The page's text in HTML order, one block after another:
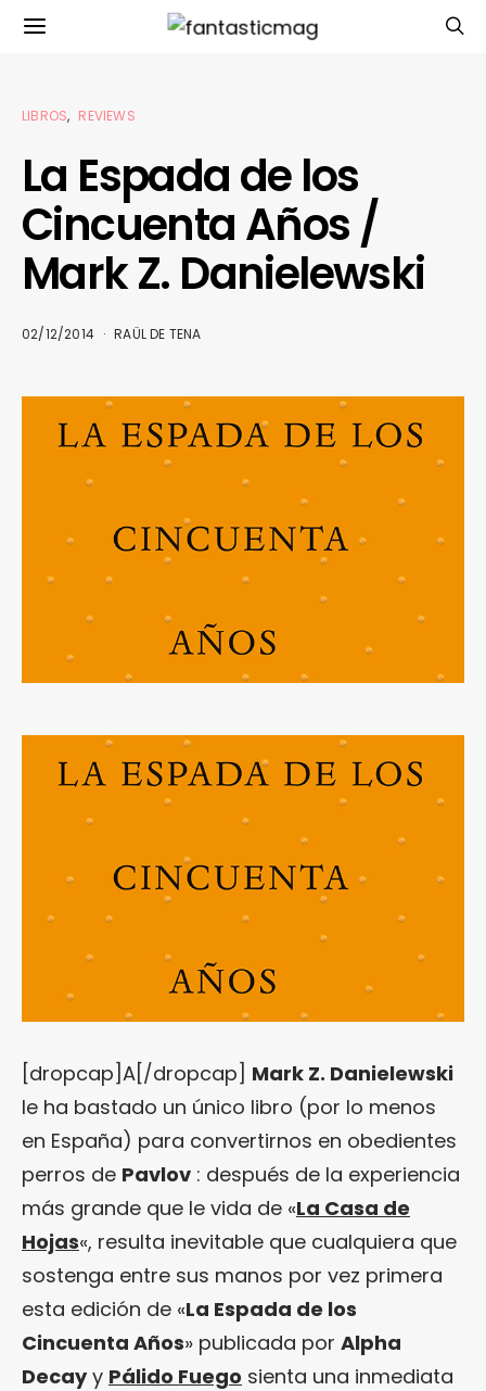
LIBROS REVIEWS
La Espada de los
Cincuenta Años /
Mark Z. Danielewski
02/12/2014 RAÜL DE TENA
[dropcap]A[/dropcap] Mark Z. Danielewski
le ha bastado un único libro (por lo menos
en España) para convertirnos en obedientes
perros de Pavlov : después de la experiencia
más grande que le vida de «La Casa de
Hojas«, resulta inevitable que cualquiera que
sostenga entre sus manos por vez primera
esta edición de «La Espada de los
Cincuenta Años» publicada por Alpha
Decayy Pálido Fuego sienta una inmediata